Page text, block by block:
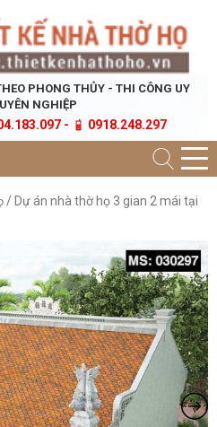
PHONG THỦY - THI CÔNG UY
NGHIỆP
- 0918.248.297
/ Dự án nhà thờ họ 3 gian 2 mái tại